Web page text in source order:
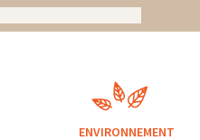
ENVIRONNEMENT